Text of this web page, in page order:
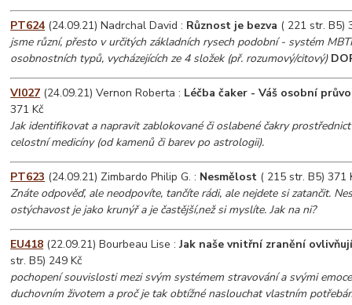
PT624 (24.09.21) Nadrchal David : Různost je bezva ( 221 str. B5)
jsme různí, přesto v určitých základních rysech podobní - systém
osobnostních typů, vycházejících ze 4 složek (př. rozumový/citový)
VI027 (24.09.21) Vernon Roberta : Léčba čaker - Váš osobní
371 Kč
Jak identifikovat a napravit zablokované či oslabené čakry
celostní medicíny (od kamenů či barev po astrologii).
PT623 (24.09.21) Zimbardo Philip G. : Nesmělost ( 215 str. B5) 371
Znáte odpověď, ale neodpovíte, tančíte rádi, ale nejdete si zatančit.
ostýchavost je jako krunýř a je častější,než si myslíte. Jak na ni?
EU418 (22.09.21) Bourbeau Lise :Jak naše vnitřní zranění
str. B5) 249 Kč
pochopení souvislosti mezi svým systémem stravování a svými
duchovním životem a proč je tak obtížné naslouchat vlastním